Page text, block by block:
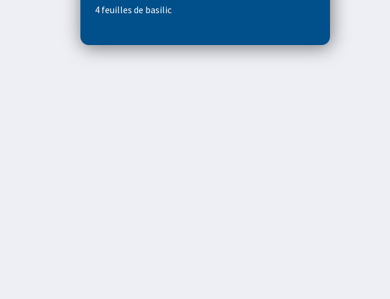
4 feuilles de basilic